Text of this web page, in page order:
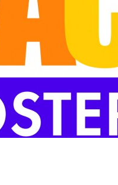
Podaci o LEO D-126 i kontakt